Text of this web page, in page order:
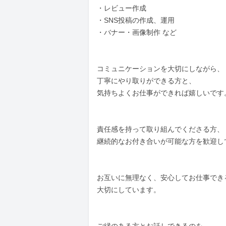
・レビュー作成
・SNS投稿の作成、運用
・バナー・画像制作 など
コミュニケーションを大切にしながら、
丁寧にやり取りができる方と、
気持ちよくお仕事ができれば嬉しいです
責任感を持って取り組んでくださる方、
継続的なお付き合いが可能な方を歓迎
お互いに無理なく、安心してお仕事でき
大切にしています。